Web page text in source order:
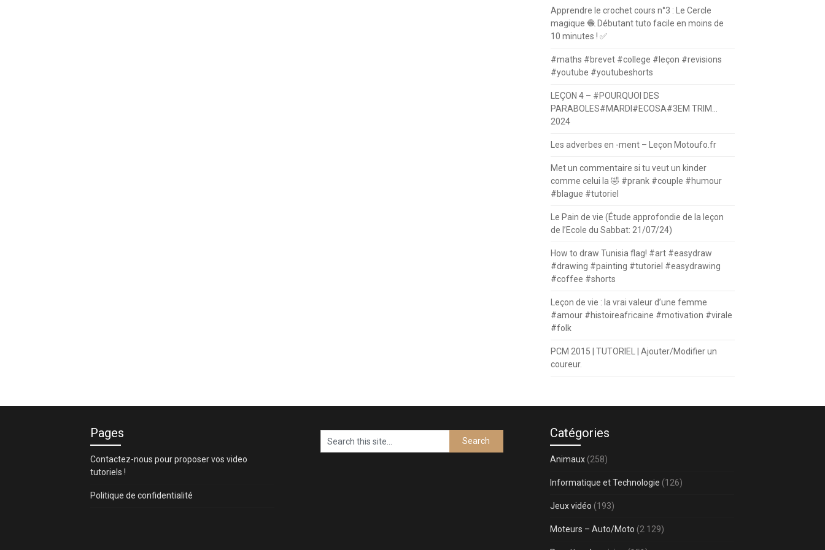
Apprendre le crochet cours n°3 : Le Cercle
magique 🧶 Débutant tuto facile en moins de
10 minutes ! ✅
#maths #brevet #college #leçon #revisions
#youtube #youtubeshorts
LEÇON 4 – #POURQUOI DES
PARABOLES#MARDI#ECOSA#3EM TRIM…
2024
Les adverbes en -ment – Leçon Motoufo.fr
Met un commentaire si tu veut un kinder
comme celui la 🤣 #prank #couple #humour
#blague #tutoriel
Le Pain de vie (Étude approfondie de la leçon
de l’Ecole du Sabbat: 21/07/24)
How to draw Tunisia flag! #art #easydraw
#drawing #painting #tutoriel #easydrawing
#coffee #shorts
Leçon de vie : la vrai valeur d’une femme
#amour #histoireafricaine #motivation #virale
#folk
PCM 2015 | TUTORIEL | Ajouter/Modifier un
coureur.
Pages
Contactez-nous pour proposer vos video
tutoriels !
Politique de confidentialité
Catégories
Animaux (258)
Informatique et Technologie (126)
Jeux vidéo (193)
Moteurs – Auto/Moto (2 129)